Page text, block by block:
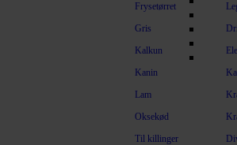
Frysetørret
Gris
Kalkun
Kanin
Lam
Oksekød
Til killinger